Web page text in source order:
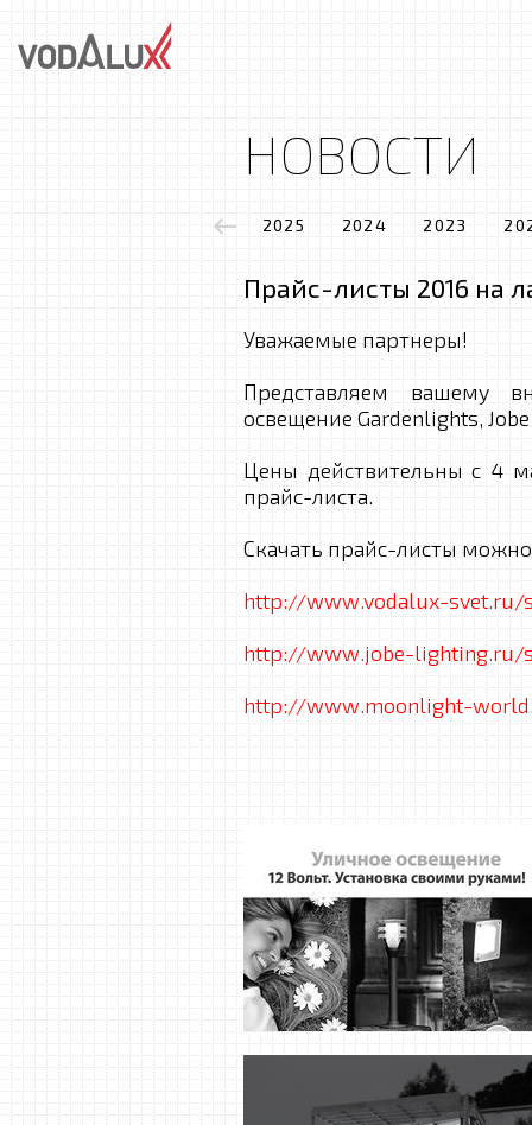
НОВОСТИ
2025 2024 2023
Прайс-листы 2016 на
Уважаемые партнеры!
Представляем вашему
освещение Gardenlights,
Цены действительны с 4
прайс-листа.
Скачать прайс-листы
http://www.vodalux-svet.ru/
http://www.jobe-lighting.ru/
http://www.moonlight-